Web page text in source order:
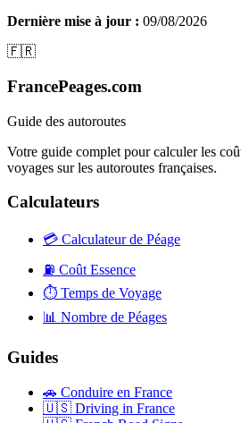
Dernière mise à jour : 09/08/2026
🇫🇷
FrancePeages.com
Guide des autoroutes
Votre guide complet pour calculer les
voyages sur les autoroutes françaises.
Calculateurs
💳 Calculateur de Péage
⛽ Coût Essence
⏱️ Temps de Voyage
📊 Nombre de Péages
Guides
🚗 Conduire en France
🇺🇸 Driving in France